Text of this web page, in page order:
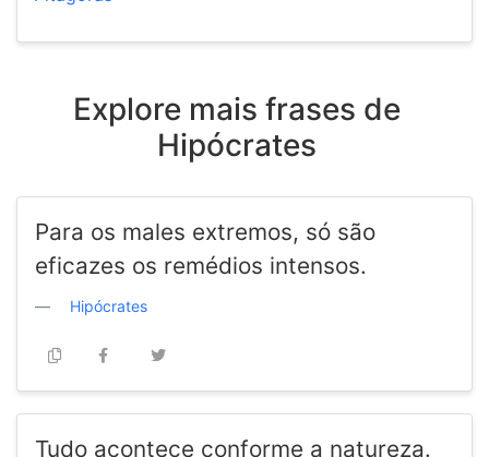
Explore mais frases de
Hipócrates
Para os males extremos, só são
eficazes os remédios intensos.
Hipócrates
Tudo acontece conforme a natureza.